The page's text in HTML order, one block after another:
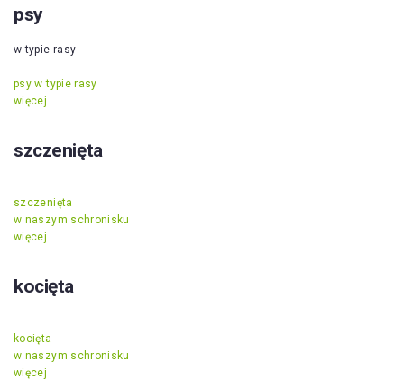
psy
w typie rasy
psy w typie rasy
więcej
szczenięta
szczenięta
w naszym schronisku
więcej
kocięta
kocięta
w naszym schronisku
więcej